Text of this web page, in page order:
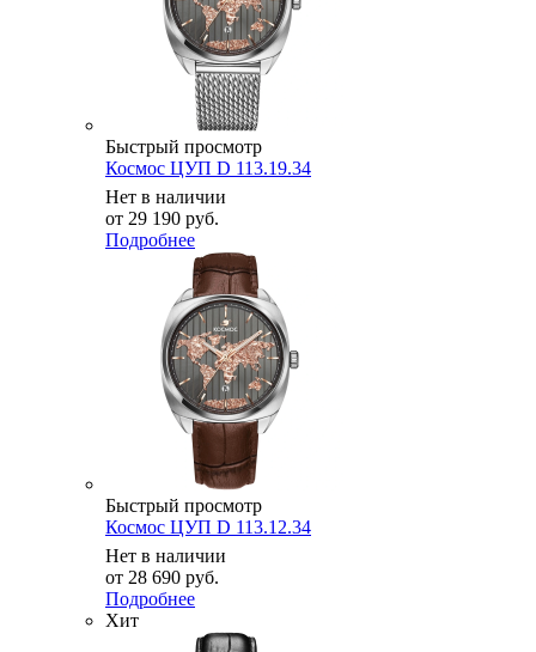
Быстрый просмотр
Космос ЦУП D 113.19.34
Нет в наличии
от 29 190 руб.
Подробнее
Быстрый просмотр
Космос ЦУП D 113.12.34
Нет в наличии
от 28 690 руб.
Подробнее
Хит